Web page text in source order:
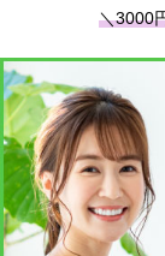
＼3000